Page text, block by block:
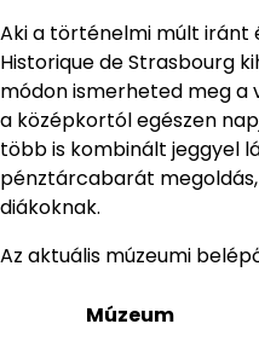
Aki a történelmi múlt iránt
Historique de Strasbourg
módon ismerheted meg a
a középkortól egészen
több is kombinált jeggyel
pénztárcabarát
diákoknak.
Az aktuális múzeumi
Múzeum